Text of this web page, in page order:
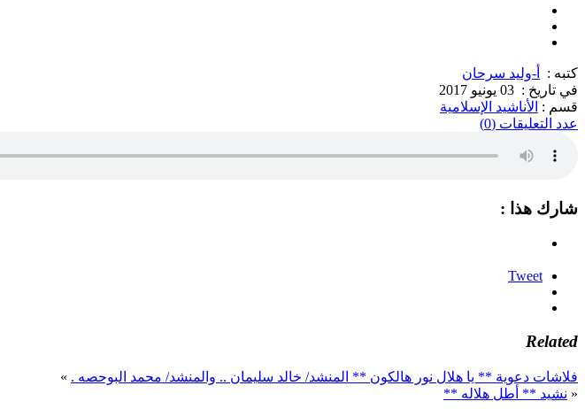
كتبه :
أ-وليد سرحان
في تاريخ : 03 يونيو 2017
قسم : الأناشيد الإسلامية
عدد التعليقات (0)
شارك هذا :
Tweet
Related
فلاشات دعوية ** يا هلال نور هالكون ** المنشد/ خالد سليمان .. والمنشد/ محمد البوحصه . »
« نشيد ** أطل هلاله **